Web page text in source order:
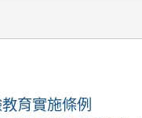
育實施條例